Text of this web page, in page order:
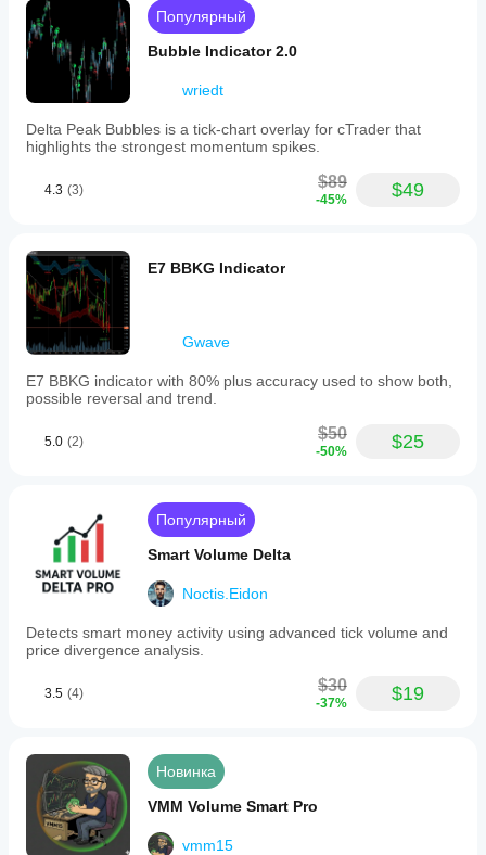
строк текста, 20 пустых строк)
Бесплатно!
Популярный
Bubble Indicator 2.0
wriedt
Delta Peak Bubbles is a tick‑chart overlay for cTrader that
highlights the strongest momentum spikes.
4.3 (3) $89
-45% $49
E7 BBKG Indicator
Gwave
E7 BBKG indicator with 80% plus accuracy used to show both,
possible reversal and trend.
5.0 (2) $50
-50% $25
Популярный
Smart Volume Delta
Noctis.Eidon
Detects smart money activity using advanced tick volume and
price divergence analysis.
3.5 (4) $30
-37% $19
Новинка
VMM Volume Smart Pro
vmm15